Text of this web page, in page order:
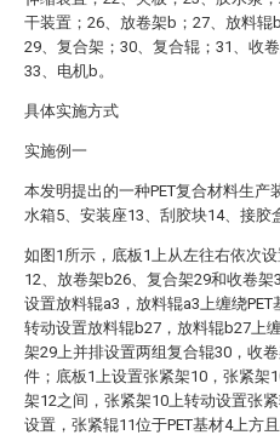
干装置；26、放卷架b；27、放料辊
29、复合架；30、复合辊；31、收
33、电机b。
具体实施方式
实施例一
本发明提出的一种PET复合材料生产
水箱5、安装座13、刮胶块14、接胶
如图1所示，底板1上从左往右依次
12、放卷架b26、复合架29和收卷架
设置放料辊a3，放料辊a3上缠绕
转动设置放料辊b27，放料辊b27上
架29上并排设置两组复合辊30，收
件；底板1上设置张紧架10，张紧架
架12之间，张紧架10上转动设置张
设置，张紧辊11位于PET基材4上方